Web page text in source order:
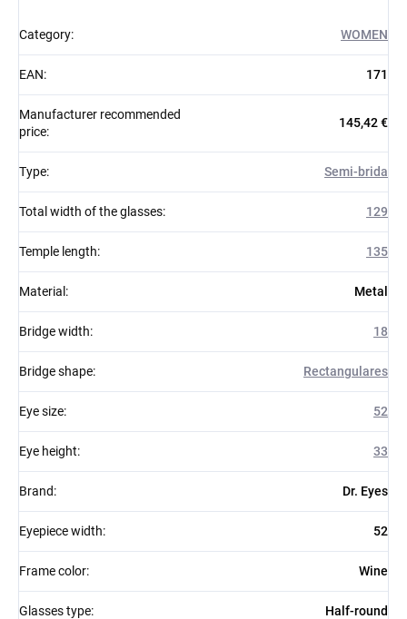
Category: WOMEN
EAN: 171
Manufacturer recommended
price:
145,42 €
Type: Semi-brida
Total width of the glasses: 129
Temple length: 135
Material : Metal
Bridge width: 18
Bridge shape: Rectangulares
Eye size: 52
Eye height: 33
Brand: Dr. Eyes
Eyepiece width: 52
Frame color: Wine
Glasses type: Half-round